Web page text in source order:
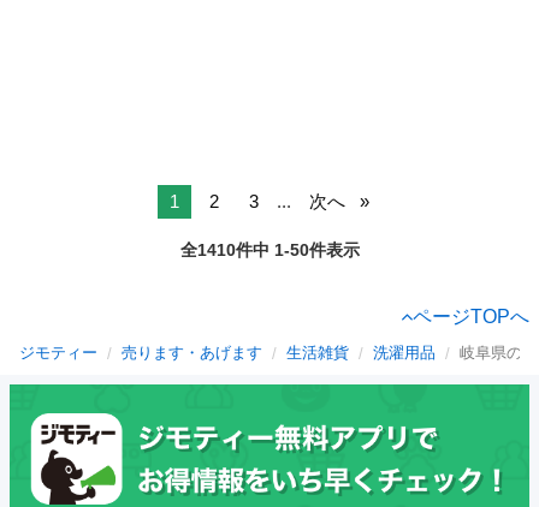
1 2 3 ... 次へ
全1410件中 1-50件表示
ページTOPへ
ジモティー 売ります・あげます 生活雑貨 洗濯用品 岐阜県の